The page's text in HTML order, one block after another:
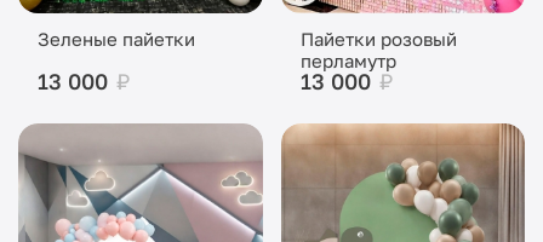
Зеленые пайетки
13 000 ₽
Пайетки розовый
перламутр
13 000 ₽